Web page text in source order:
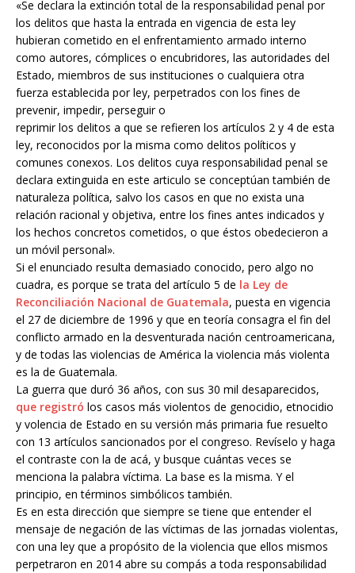
«Se declara la extinción total de la responsabilidad penal por
los delitos que hasta la entrada en vigencia de esta ley
hubieran cometido en el enfrentamiento armado interno
como autores, cómplices o encubridores, las autoridades del
Estado, miembros de sus instituciones o cualquiera otra
fuerza establecida por ley, perpetrados con los fines de
prevenir, impedir, perseguir o
reprimir los delitos a que se refieren los artículos 2 y 4 de esta
ley, reconocidos por la misma como delitos políticos y
comunes conexos. Los delitos cuya responsabilidad penal se
declara extinguida en este articulo se conceptúan también de
naturaleza política, salvo los casos en que no exista una
relación racional y objetiva, entre los fines antes indicados y
los hechos concretos cometidos, o que éstos obedecieron a
un móvil personal».
Si el enunciado resulta demasiado conocido, pero algo no
cuadra, es porque se trata del artículo 5 de la Ley de
Reconciliación Nacional de Guatemala, puesta en vigencia
el 27 de diciembre de 1996 y que en teoría consagra el fin del
conflicto armado en la desventurada nación centroamericana,
y de todas las violencias de América la violencia más violenta
es la de Guatemala.
La guerra que duró 36 años, con sus 30 mil desaparecidos,
que registró los casos más violentos de genocidio, etnocidio
y volencia de Estado en su versión más primaria fue resuelto
con 13 artículos sancionados por el congreso. Revíselo y haga
el contraste con la de acá, y busque cuántas veces se
menciona la palabra víctima. La base es la misma. Y el
principio, en términos simbólicos también.
Es en esta dirección que siempre se tiene que entender el
mensaje de negación de las víctimas de las jornadas violentas,
con una ley que a propósito de la violencia que ellos mismos
perpetraron en 2014 abre su compás a toda responsabilidad